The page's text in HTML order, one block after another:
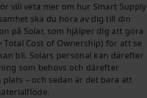
vill veta mer om hur Smart Supply
ska du höra av dig till din
på Solar, som hjälper dig att göra
Total Cost of Ownership) för att se
bli. Solars personal kan därefter
som behövs och därefter
– och sedan är det bara att